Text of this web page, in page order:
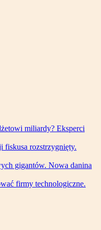
miliardy? Eksperci
fiskusa rozstrzygnięty.
gigantów. Nowa danina
firmy technologiczne.